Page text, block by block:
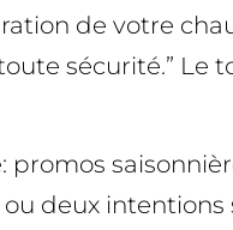
de votre
sécurité.”
deux